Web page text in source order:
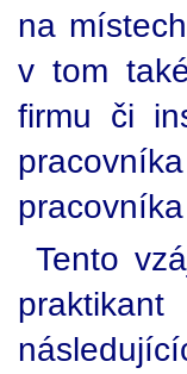
na
v tom
firmu či
Tento